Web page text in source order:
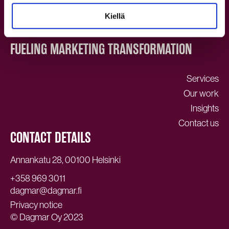
Kiellä
FUELING MARKETING TRANSFORMATION
Services
Our work
Insights
Contact us
CONTACT DETAILS
Annankatu 28, 00100 Helsinki
+358 969 3011
dagmar@dagmar.fi
Privacy notice
© Dagmar Oy 2023